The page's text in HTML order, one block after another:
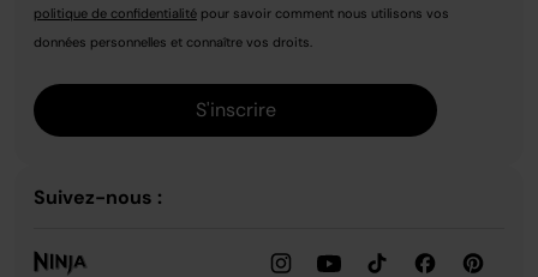
politique de confidentialité pour savoir comment nous utilisons vos
données personnelles et connaître vos droits.
S'inscrire
Suivez-nous :